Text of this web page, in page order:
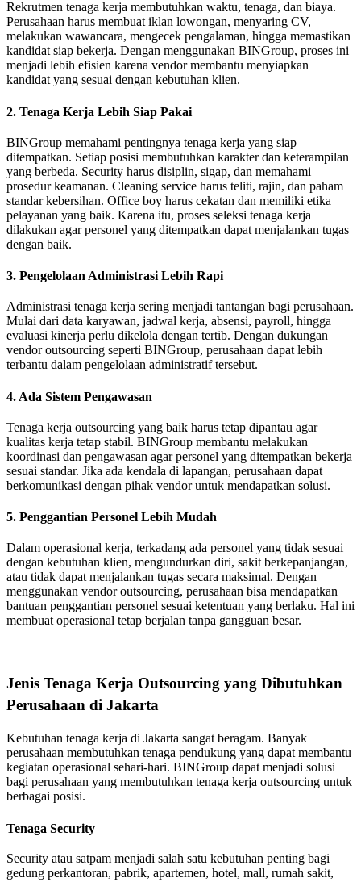
Rekrutmen tenaga kerja membutuhkan waktu, tenaga, dan biaya.
Perusahaan harus membuat iklan lowongan, menyaring CV,
melakukan wawancara, mengecek pengalaman, hingga memastikan
kandidat siap bekerja. Dengan menggunakan BINGroup, proses ini
menjadi lebih efisien karena vendor membantu menyiapkan
kandidat yang sesuai dengan kebutuhan klien.
2. Tenaga Kerja Lebih Siap Pakai
BINGroup memahami pentingnya tenaga kerja yang siap
ditempatkan. Setiap posisi membutuhkan karakter dan keterampilan
yang berbeda. Security harus disiplin, sigap, dan memahami
prosedur keamanan. Cleaning service harus teliti, rajin, dan paham
standar kebersihan. Office boy harus cekatan dan memiliki etika
pelayanan yang baik. Karena itu, proses seleksi tenaga kerja
dilakukan agar personel yang ditempatkan dapat menjalankan tugas
dengan baik.
3. Pengelolaan Administrasi Lebih Rapi
Administrasi tenaga kerja sering menjadi tantangan bagi perusahaan.
Mulai dari data karyawan, jadwal kerja, absensi, payroll, hingga
evaluasi kinerja perlu dikelola dengan tertib. Dengan dukungan
vendor outsourcing seperti BINGroup, perusahaan dapat lebih
terbantu dalam pengelolaan administratif tersebut.
4. Ada Sistem Pengawasan
Tenaga kerja outsourcing yang baik harus tetap dipantau agar
kualitas kerja tetap stabil. BINGroup membantu melakukan
koordinasi dan pengawasan agar personel yang ditempatkan bekerja
sesuai standar. Jika ada kendala di lapangan, perusahaan dapat
berkomunikasi dengan pihak vendor untuk mendapatkan solusi.
5. Penggantian Personel Lebih Mudah
Dalam operasional kerja, terkadang ada personel yang tidak sesuai
dengan kebutuhan klien, mengundurkan diri, sakit berkepanjangan,
atau tidak dapat menjalankan tugas secara maksimal. Dengan
menggunakan vendor outsourcing, perusahaan bisa mendapatkan
bantuan penggantian personel sesuai ketentuan yang berlaku. Hal ini
membuat operasional tetap berjalan tanpa gangguan besar.
Jenis Tenaga Kerja Outsourcing yang Dibutuhkan
Perusahaan di Jakarta
Kebutuhan tenaga kerja di Jakarta sangat beragam. Banyak
perusahaan membutuhkan tenaga pendukung yang dapat membantu
kegiatan operasional sehari-hari. BINGroup dapat menjadi solusi
bagi perusahaan yang membutuhkan tenaga kerja outsourcing untuk
berbagai posisi.
Tenaga Security
Security atau satpam menjadi salah satu kebutuhan penting bagi
gedung perkantoran, pabrik, apartemen, hotel, mall, rumah sakit,